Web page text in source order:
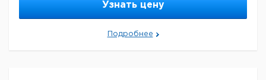
Узнать цену
Подробнее